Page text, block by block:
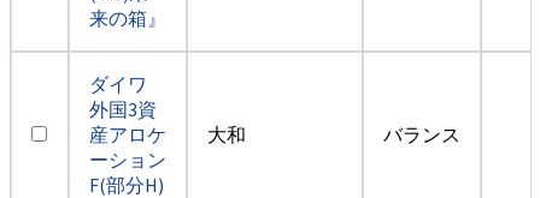
来の箱』
ダイワ
外国3資
産アロケ
ーション
F(部分H)
大和 バランス